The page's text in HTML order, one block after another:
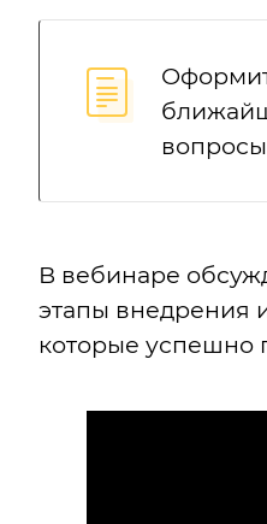
В вебинаре
этапы внедрения
которые успешно